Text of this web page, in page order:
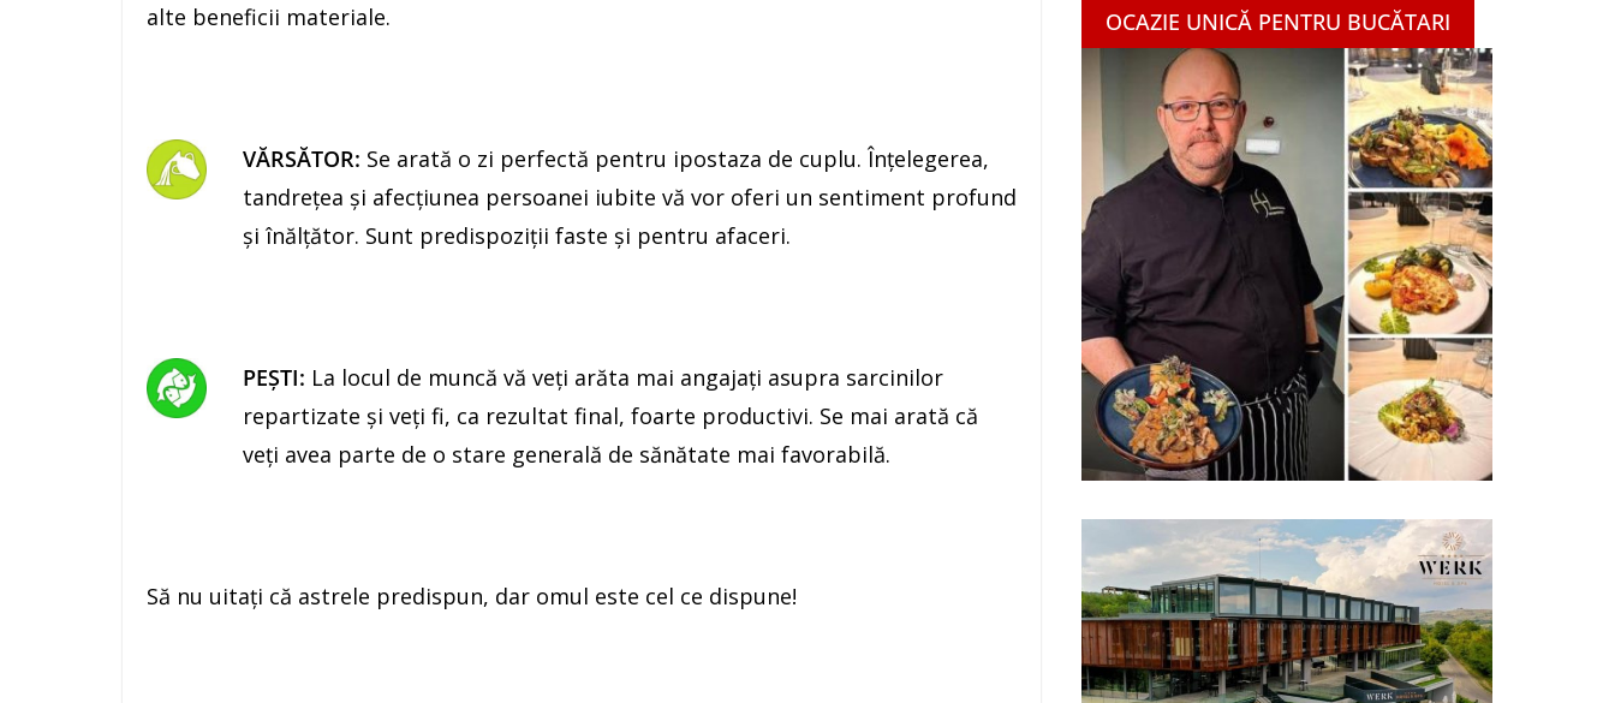
alte beneficii materiale.
VĂRSĂTOR: Se arată o zi perfectă pentru ipostaza de cuplu. Înţelegerea,
tandreţea şi afecţiunea persoanei iubite vă vor oferi un sentiment profund
şi înălţător. Sunt predispoziţii faste şi pentru afaceri.
PEŞTI: La locul de muncă vă veţi arăta mai angajaţi asupra sarcinilor
repartizate şi veţi fi, ca rezultat final, foarte productivi. Se mai arată că
veţi avea parte de o stare generală de sănătate mai favorabilă.
Să nu uitaţi că astrele predispun, dar omul este cel ce dispune!
OCAZIE UNICĂ PENTRU BUCĂTARI